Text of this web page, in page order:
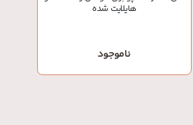
هایلایت شده
ناموجود